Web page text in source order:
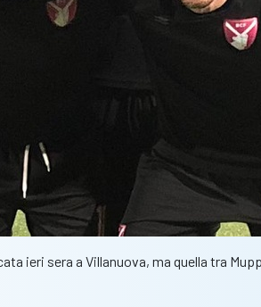
ieri sera a Villanuova, ma quella tra